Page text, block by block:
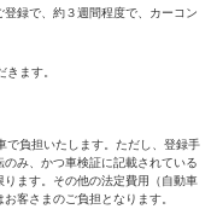
録で、約３週間程度で、カーコン
ます。
負担いたします。ただし、登録手
み、かつ車検証に記載されている
ます。その他の法定費用（自動車
客さまのご負担となります。